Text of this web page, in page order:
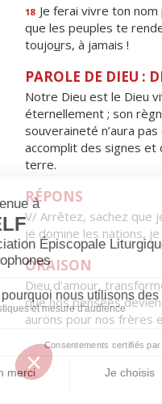
18 Je ferai vivre ton nom
que les peuples te
toujours, à jamais !
PAROLE DE DIEU :
Notre Dieu est le Dieu
éternellement ; son
souveraineté n’aura
accomplit des signes et
terre.
RÉPONS
V/ Arrêtez, sachez que
je domine les nations,
ORAISON
Dieu d'amour,
que nos pensées
aurons pour nos frères